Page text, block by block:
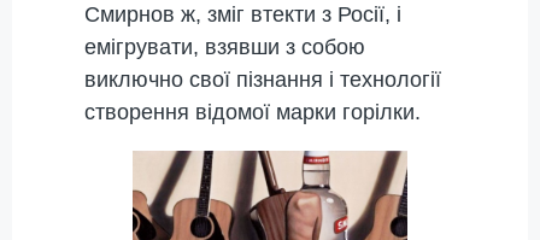
Смирнов ж, зміг втекти з Росії, і
емігрувати, взявши з собою
виключно свої пізнання і технології
створення відомої марки горілки.